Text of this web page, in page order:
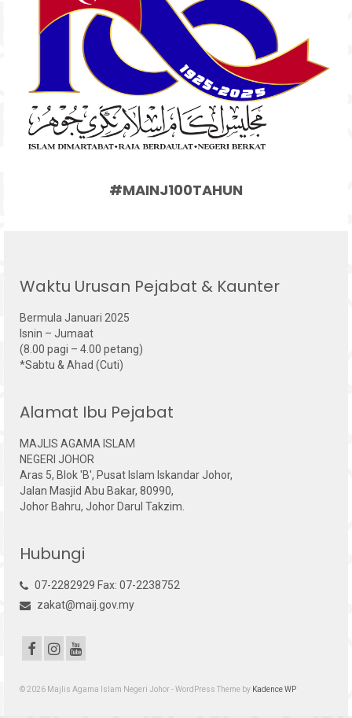
#MAINJ100TAHUN
Waktu Urusan Pejabat & Kaunter
Bermula Januari 2025
Isnin – Jumaat
(8.00 pagi – 4.00 petang)
*Sabtu & Ahad (Cuti)
Alamat Ibu Pejabat
MAJLIS AGAMA ISLAM
NEGERI JOHOR
Aras 5, Blok 'B', Pusat Islam Iskandar Johor,
Jalan Masjid Abu Bakar, 80990,
Johor Bahru, Johor Darul Takzim.
Hubungi
07-2282929 Fax: 07-2238752
zakat@maij.gov.my
© 2026 Majlis Agama Islam Negeri Johor - WordPress Theme by Kadence WP